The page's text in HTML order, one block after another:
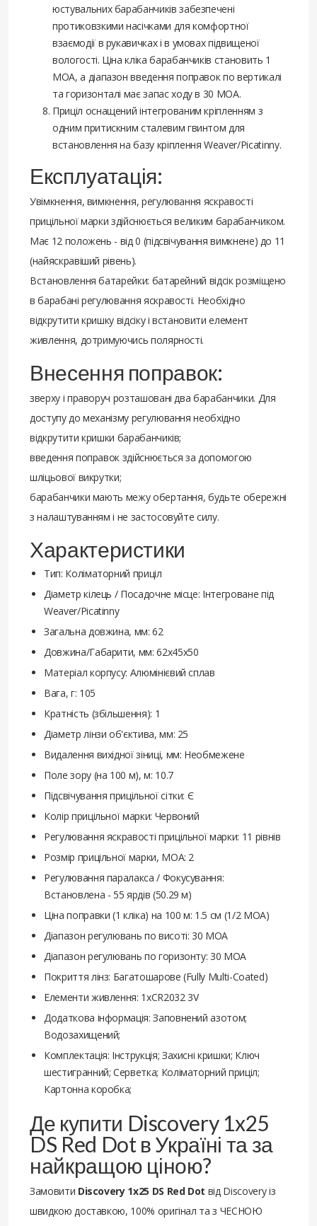
юстувальних барабанчиків забезпечені
протиковзкими насічками для комфортної
взаємодії в рукавичках і в умовах підвищеної
вологості. Ціна кліка барабанчиків становить 1
МОА, а діапазон введення поправок по вертикалі
та горизонталі має запас ходу в 30 МОА.
Приціл оснащений інтегрованим кріпленням з
одним притискним сталевим гвинтом для
встановлення на базу кріплення Weaver/Picatinny.
Експлуатація:
Увімкнення, вимкнення, регулювання яскравості
прицільної марки здійснюється великим барабанчиком.
Має 12 положень - від 0 (підсвічування вимкнене) до 11
(найяскравіший рівень).
Встановлення батарейки: батарейний відсік розміщено
в барабані регулювання яскравості. Необхідно
відкрутити кришку відсіку і встановити елемент
живлення, дотримуючись полярності.
Внесення поправок:
зверху і праворуч розташовані два барабанчики. Для
доступу до механізму регулювання необхідно
відкрутити кришки барабанчиків;
введення поправок здійснюється за допомогою
шліцьової викрутки;
барабанчики мають межу обертання, будьте обережні
з налаштуванням і не застосовуйте силу.
Характеристики
Тип: Коліматорний приціл
Діаметр кілець / Посадочне місце: Інтегроване під
Weaver/Picatinny
Загальна довжина, мм: 62
Довжина/Габарити, мм: 62x45x50
Матеріал корпусу: Алюмінієвий сплав
Вага, г: 105
Кратність (збільшення): 1
Діаметр лінзи об'єктива, мм: 25
Видалення вихідної зіниці, мм: Необмежене
Поле зору (на 100 м), м: 10.7
Підсвічування прицільної сітки: Є
Колір прицільної марки: Червоний
Регулювання яскравості прицільної марки: 11 рівнів
Розмір прицільної марки, MOA: 2
Регулювання паралакса / Фокусування:
Встановлена - 55 ярдів (50.29 м)
Ціна поправки (1 кліка) на 100 м: 1.5 см (1/2 МОА)
Діапазон регулювань по висоті: 30 MOA
Діапазон регулювань по горизонту: 30 MOA
Покриття лінз: Багатошарове (Fully Multi-Coated)
Елементи живлення: 1xCR2032 3V
Додаткова інформація: Заповнений азотом;
Водозахищений;
Комплектація: Інструкція; Захисні кришки; Ключ
шестигранний; Серветка; Коліматорний приціл;
Картонна коробка;
Де купити Discovery 1x25
DS Red Dot в Україні та за
найкращою ціною?
Замовити Discovery 1x25 DS Red Dot від Discovery із
швидкою доставкою, 100% оригінал та з ЧЕСНОЮ